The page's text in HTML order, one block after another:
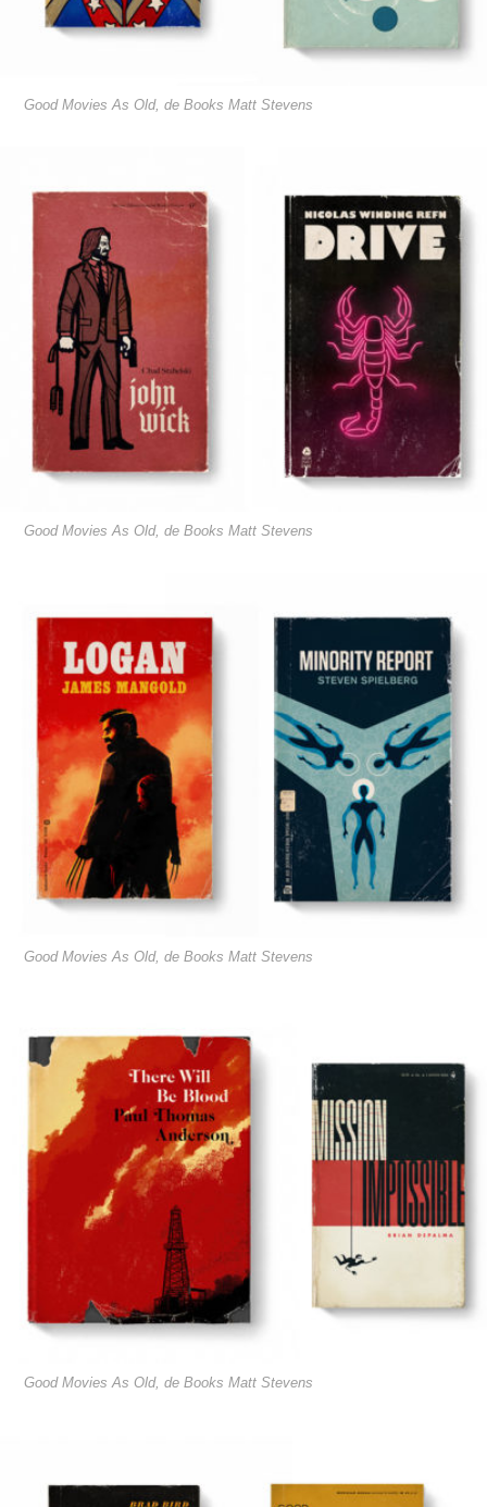
Good Movies As Old, de Books Matt Stevens
Good Movies As Old, de Books Matt Stevens
Good Movies As Old, de Books Matt Stevens
Good Movies As Old, de Books Matt Stevens